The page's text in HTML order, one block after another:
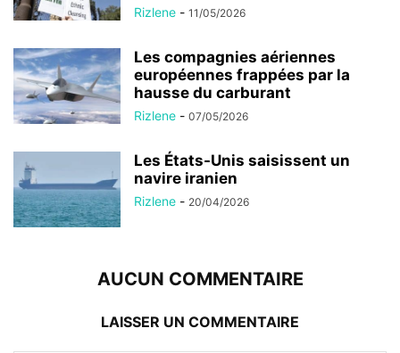
Rizlene - 11/05/2026
Les compagnies aériennes
européennes frappées par la
hausse du carburant
Rizlene - 07/05/2026
Les États-Unis saisissent un
navire iranien
Rizlene - 20/04/2026
AUCUN COMMENTAIRE
LAISSER UN COMMENTAIRE